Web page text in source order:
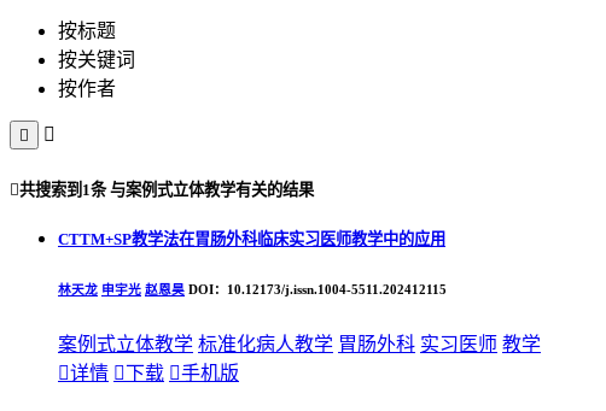
按标题
按关键词
按作者
 
共搜索到 1条与案例式立体教学有关的结果
CTTM+SP教学法在胃肠外科临床实习医师教学中的应用
林天龙 申宇光 赵恩昊 DOI：10.12173/j.issn.1004-5511.202412115
案例式立体教学 标准化病人教学 胃肠外科 实习医师 教学
详情 下载 手机版